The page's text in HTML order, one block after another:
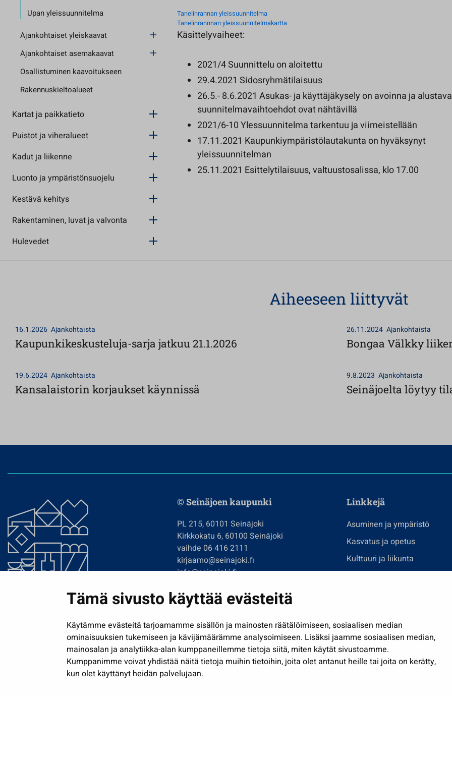
Tämä sivusto käyttää evästeitä
Käytämme evästeitä tarjoamamme sisällön ja mainosten räätälöimiseen, sosiaalisen median
ominaisuuksien tukemiseen ja kävijämäärämme analysoimiseen. Lisäksi jaamme sosiaalisen median,
mainosalan ja analytiikka-alan kumppaneillemme tietoja siitä, miten käytät sivustoamme.
Kumppanimme voivat yhdistää näitä tietoja muihin tietoihin, joita olet antanut heille tai joita on kerätty,
kun olet käyttänyt heidän palvelujaan.
Upan yleissuunnitelma
Ajankohtaiset yleiskaavat
Ajankohtaiset asemakaavat
Osallistuminen kaavoitukseen
Rakennuskieltoalueet
Kartat ja paikkatieto
Puistot ja viheralueet
Kadut ja liikenne
Luonto ja ympäristönsuojelu
Kestävä kehitys
Rakentaminen, luvat ja valvonta
Hulevedet
Tanelinrannan yleissuunnitelma
Tanelinrannnan yleissuunnitelmakartta
Käsittelyvaiheet:
2021/4 Suunnittelu on aloitettu
29.4.2021 Sidosryhmätilaisuus
26.5.- 8.6.2021 Asukas- ja käyttäjäkysely on avoinna ja
suunnitelmavaihtoehdot ovat nähtävillä
2021/6-10 Ylessuunnitelma tarkentuu ja viimeistellään
17.11.2021 Kaupunkiympäristölautakunta on hyväksynyt
yleissuunnitelman
25.11.2021 Esittelytilaisuus, valtuustosalissa, klo 17.00
Aiheeseen liittyvät
16.1.2026 Ajankohtaista
Kaupunkikeskusteluja-sarja jatkuu 21.1.2026
26.11.2024 Ajankohtaista
Bongaa Välkky
19.6.2024 Ajankohtaista
Kansalaistorin korjaukset käynnissä
9.8.2023 Ajankohtaista
Seinäjoelta löytyy
© Seinäjoen kaupunki
PL 215, 60101 Seinäjoki
Kirkkokatu 6, 60100 Seinäjoki
vaihde 06 416 2111
kirjaamo@seinajoki.fi
info@seinajoki.fi
Tilaa uutiskirje
Linkkejä
Asuminen ja ympäristö
Kasvatus ja opetus
Kulttuuri ja liikunta
Näytä omat